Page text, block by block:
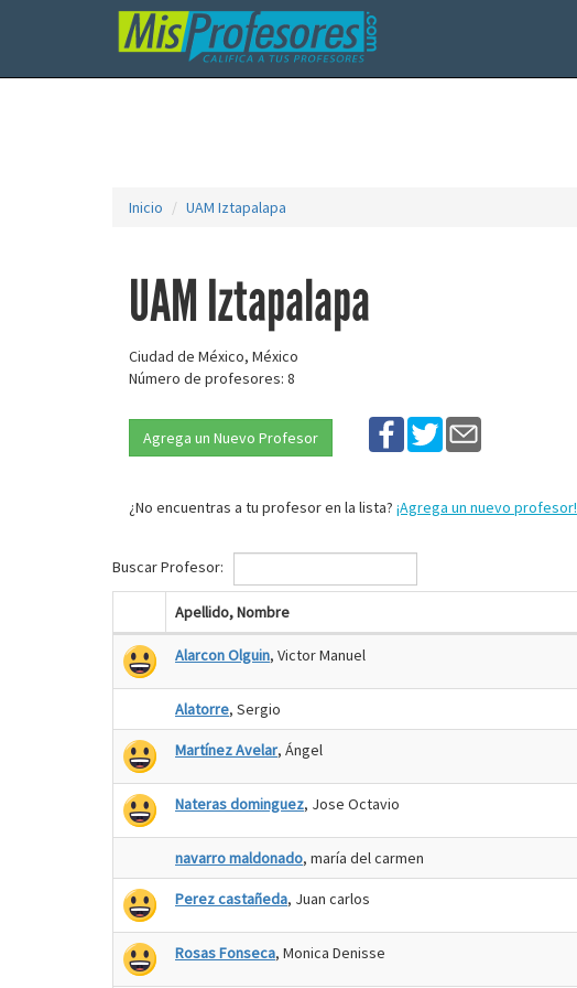
Inicio UAM Iztapalapa
UAM Iztapalapa
Ciudad de México, México
Número de profesores: 8
Agrega un Nuevo Profesor
¿No encuentras a tu profesor en la lista? ¡Agrega un nuevo profesor!
Buscar Profesor:
Apellido, Nombre
Alarcon Olguin, Victor Manuel
Alatorre, Sergio
Martínez Avelar, Ángel
Nateras dominguez, Jose Octavio
navarro maldonado, maría del carmen
Perez castañeda, Juan carlos
Rosas Fonseca, Monica Denisse